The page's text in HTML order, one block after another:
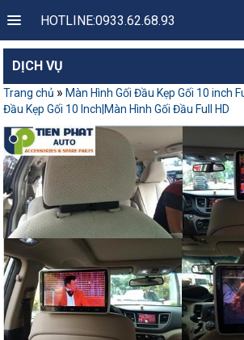
HOTLINE:0933.62.68.93
DỊCH VỤ
Trang chủ » Màn Hình Gối Đầu Kẹp Gối 10 inch
Đầu Kẹp Gối 10 Inch|Màn Hình Gối Đầu Full HD